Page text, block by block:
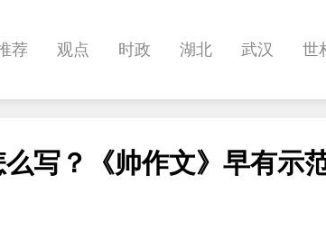
荐 观点 时政 湖北 武汉 世
育 娱乐 影像 帅作文
写？《帅作文》早有示